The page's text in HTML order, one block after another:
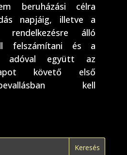
beruházási célra
napjáig, illetve a
rendelkezésre álló
felszámítani és a
adóval együtt az
követő első
bevallásban kell